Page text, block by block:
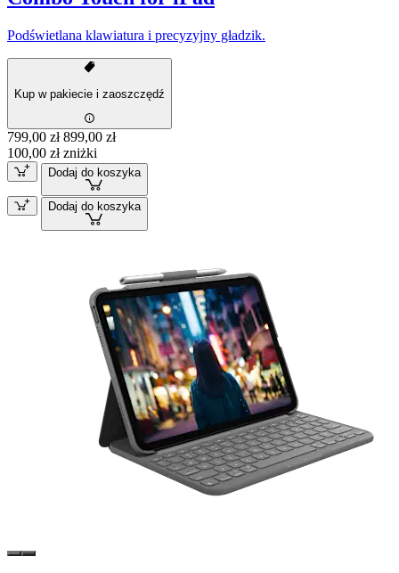
Podświetlana klawiatura i precyzyjny gładzik.
Kup w pakiecie i zaoszczędź
799,00 zł 899,00 zł
100,00 zł zniżki
Dodaj do koszyka
Dodaj do koszyka